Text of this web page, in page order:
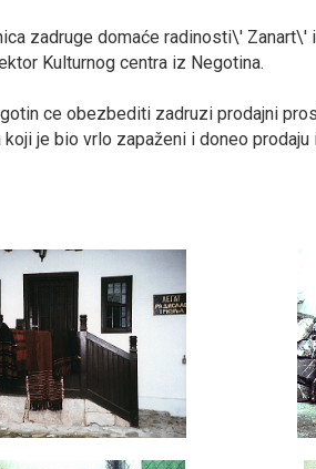
zadruge domaće radinosti\'
Kulturnog centra iz Negotina.
ce obezbediti zadruzi prodajni
je bio vrlo zapaženi i doneo